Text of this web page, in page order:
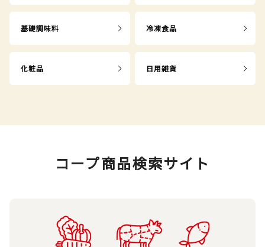
基礎調味料 冷凍食品
化粧品 日用雑貨
コープ商品検索サイト